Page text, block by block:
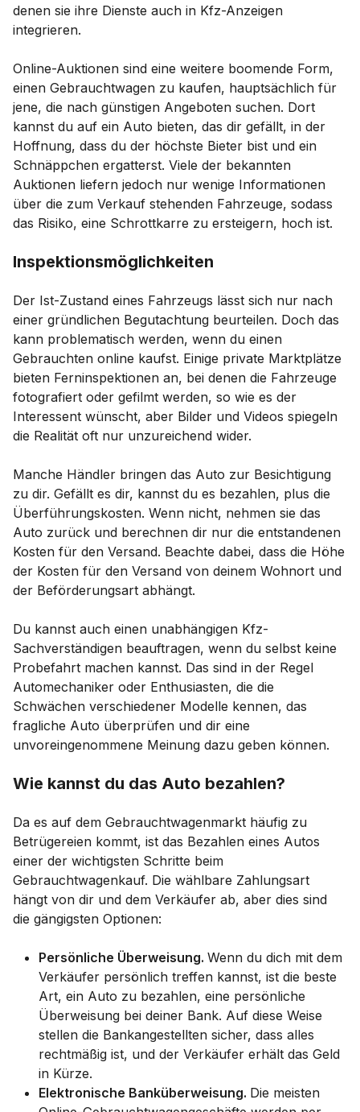
denen sie ihre Dienste auch in Kfz-Anzeigen
integrieren.
Online-Auktionen sind eine weitere boomende Form,
einen Gebrauchtwagen zu kaufen, hauptsächlich für
jene, die nach günstigen Angeboten suchen. Dort
kannst du auf ein Auto bieten, das dir gefällt, in der
Hoffnung, dass du der höchste Bieter bist und ein
Schnäppchen ergatterst. Viele der bekannten
Auktionen liefern jedoch nur wenige Informationen
über die zum Verkauf stehenden Fahrzeuge, sodass
das Risiko, eine Schrottkarre zu ersteigern, hoch ist.
Inspektionsmöglichkeiten
Der Ist-Zustand eines Fahrzeugs lässt sich nur nach
einer gründlichen Begutachtung beurteilen. Doch das
kann problematisch werden, wenn du einen
Gebrauchten online kaufst. Einige private Marktplätze
bieten Ferninspektionen an, bei denen die Fahrzeuge
fotografiert oder gefilmt werden, so wie es der
Interessent wünscht, aber Bilder und Videos spiegeln
die Realität oft nur unzureichend wider.
Manche Händler bringen das Auto zur Besichtigung
zu dir. Gefällt es dir, kannst du es bezahlen, plus die
Überführungskosten. Wenn nicht, nehmen sie das
Auto zurück und berechnen dir nur die entstandenen
Kosten für den Versand. Beachte dabei, dass die Höhe
der Kosten für den Versand von deinem Wohnort und
der Beförderungsart abhängt.
Du kannst auch einen unabhängigen Kfz-
Sachverständigen beauftragen, wenn du selbst keine
Probefahrt machen kannst. Das sind in der Regel
Automechaniker oder Enthusiasten, die die
Schwächen verschiedener Modelle kennen, das
fragliche Auto überprüfen und dir eine
unvoreingenommene Meinung dazu geben können.
Wie kannst du das Auto bezahlen?
Da es auf dem Gebrauchtwagenmarkt häufig zu
Betrügereien kommt, ist das Bezahlen eines Autos
einer der wichtigsten Schritte beim
Gebrauchtwagenkauf. Die wählbare Zahlungsart
hängt von dir und dem Verkäufer ab, aber dies sind
die gängigsten Optionen:
Persönliche Überweisung. Wenn du dich mit dem
Verkäufer persönlich treffen kannst, ist die beste
Art, ein Auto zu bezahlen, eine persönliche
Überweisung bei deiner Bank. Auf diese Weise
stellen die Bankangestellten sicher, dass alles
rechtmäßig ist, und der Verkäufer erhält das Geld
in Kürze.
Elektronische Banküberweisung. Die meisten